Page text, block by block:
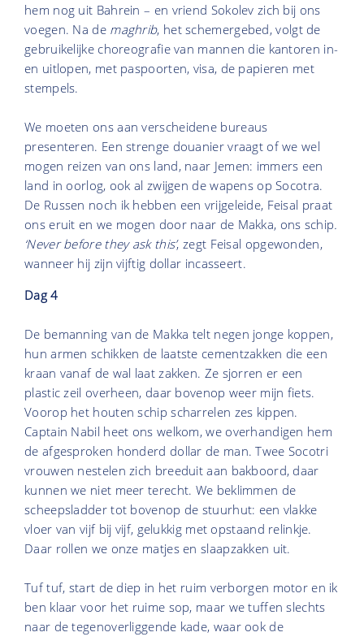
hem nog uit Bahrein – en vriend Sokolev zich bij ons
voegen. Na de maghrib, het schemergebed, volgt de
gebruikelijke choreografie van mannen die kantoren in-
en uitlopen, met paspoorten, visa, de papieren met
stempels.
We moeten ons aan verscheidene bureaus
presenteren. Een strenge douanier vraagt of we wel
mogen reizen van ons land, naar Jemen: immers een
land in oorlog, ook al zwijgen de wapens op Socotra.
De Russen noch ik hebben een vrijgeleide, Feisal praat
ons eruit en we mogen door naar de Makka, ons schip.
‘Never before they ask this’, zegt Feisal opgewonden,
wanneer hij zijn vijftig dollar incasseert.
Dag 4
De bemanning van de Makka telt negen jonge koppen,
hun armen schikken de laatste cementzakken die een
kraan vanaf de wal laat zakken. Ze sjorren er een
plastic zeil overheen, daar bovenop weer mijn fiets.
Voorop het houten schip scharrelen zes kippen.
Captain Nabil heet ons welkom, we overhandigen hem
de afgesproken honderd dollar de man. Twee Socotri
vrouwen nestelen zich breeduit aan bakboord, daar
kunnen we niet meer terecht. We beklimmen de
scheepsladder tot bovenop de stuurhut: een vlakke
vloer van vijf bij vijf, gelukkig met opstaand relinkje.
Daar rollen we onze matjes en slaapzakken uit.
Tuf tuf, start de diep in het ruim verborgen motor en ik
ben klaar voor het ruime sop, maar we tuffen slechts
naar de tegenoverliggende kade, waar ook de